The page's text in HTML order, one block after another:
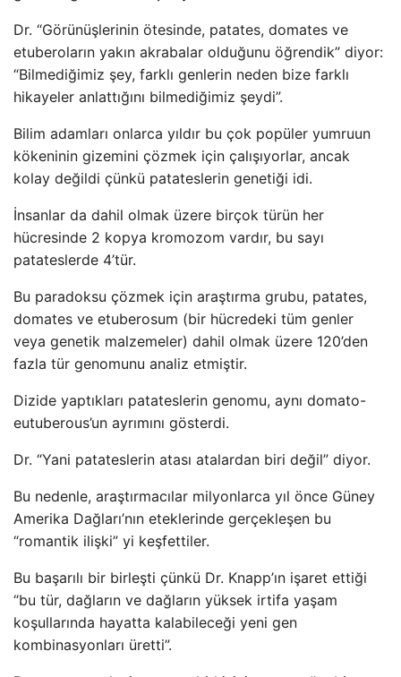
Dr. “Görünüşlerinin ötesinde, patates, domates ve
etuberoların yakın akrabalar olduğunu öğrendik” diyor:
“Bilmediğimiz şey, farklı genlerin neden bize farklı
hikayeler anlattığını bilmediğimiz şeydi”.
Bilim adamları onlarca yıldır bu çok popüler yumruun
kökeninin gizemini çözmek için çalışıyorlar, ancak
kolay değildi çünkü patateslerin genetiği idi.
İnsanlar da dahil olmak üzere birçok türün her
hücresinde 2 kopya kromozom vardır, bu sayı
patateslerde 4’tür.
Bu paradoksu çözmek için araştırma grubu, patates,
domates ve etuberosum (bir hücredeki tüm genler
veya genetik malzemeler) dahil olmak üzere 120’den
fazla tür genomunu analiz etmiştir.
Dizide yaptıkları patateslerin genomu, aynı domato-
eutuberous’un ayrımını gösterdi.
Dr. “Yani patateslerin atası atalardan biri değil” diyor.
Bu nedenle, araştırmacılar milyonlarca yıl önce Güney
Amerika Dağları’nın eteklerinde gerçekleşen bu
“romantik ilişki” yi keşfettiler.
Bu başarılı bir birleşti çünkü Dr. Knapp’ın işaret ettiği
“bu tür, dağların ve dağların yüksek irtifa yaşam
koşullarında hayatta kalabileceği yeni gen
kombinasyonları üretti”.